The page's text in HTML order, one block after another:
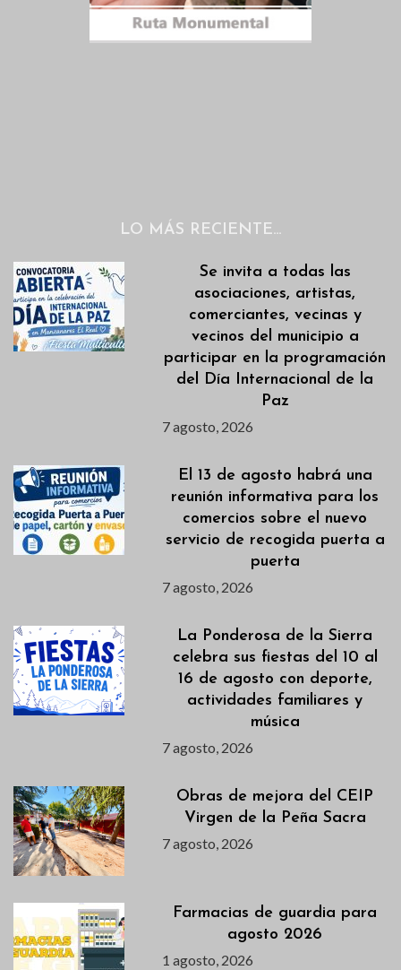
LO MÁS RECIENTE…
Se invita a todas las
asociaciones, artistas,
comerciantes, vecinas y
vecinos del municipio a
participar en la programación
del Día Internacional de la
Paz
7 agosto, 2026
El 13 de agosto habrá una
reunión informativa para los
comercios sobre el nuevo
servicio de recogida puerta a
puerta
7 agosto, 2026
La Ponderosa de la Sierra
celebra sus fiestas del 10 al
16 de agosto con deporte,
actividades familiares y
música
7 agosto, 2026
Obras de mejora del CEIP
Virgen de la Peña Sacra
7 agosto, 2026
Farmacias de guardia para
agosto 2026
1 agosto, 2026